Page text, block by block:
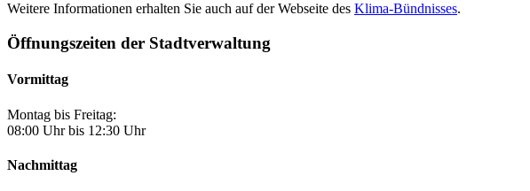
Weitere Informationen erhalten Sie auch auf der Webseite des Klima-Bündnisses.
Öffnungszeiten der Stadtverwaltung
Vormittag
Montag bis Freitag:
08:00 Uhr bis 12:30 Uhr
Nachmittag